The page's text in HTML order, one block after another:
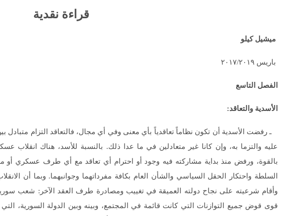
قراءة نقدية
ميشيل كيلو
باريس ٢٠١٧/٢٠١٩
الفصل التاسع
الأسدية والتعاقد:
ـ رفضت الأسدية أن تكون نظاماً تعاقدياً بأي معنى وفي أي مجال، فالتعاقد التزام متبادل
عليه والتزما به، وإن كانا غير متعادلين في ما عدا ذلك. بالنسبة للأسد، هناك انقلاب
بالقوة، ورفض منذ بداية مشاركته فيه وجود أو احترام أي تعاقد مع أي طرف عسكري
السلطة واحتكار الحقل السياسي والشأن العام بكافة مفرداتهما وجوانبهما. وبما أن
وأقام شرعيته على نجاح دولته العميقة في تغييب ومصادرة طرف العقد الآخر: شعب
قوى قوض جميع التوازنات التي كانت قائمة في المجتمع، وبينه وبين الدولة السورية،